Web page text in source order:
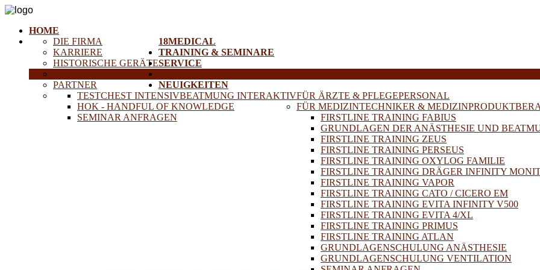
HOME
18MEDICAL
DIE FIRMA
KARRIERE
HISTORISCHE GERÄTE
PARTNER
TRAINING & SEMINARE
FÜR ÄRZTE & PFLEGEPERSONAL
TESTCHEST INTENSIVBEATMUNG INTERAKTIV
HOK - HANDFUL OF KNOWLEDGE
SEMINAR ANFRAGEN
FÜR MEDIZINTECHNIKER &
FIRSTLINE TRAINING FABIUS
GRUNDLAGEN DER ANÄSTHESIE UND
FIRSTLINE TRAINING ZEUS
FIRSTLINE TRAINING PERSEUS
FIRSTLINE TRAINING OXYLOG FAMILIE
FIRSTLINE TRAINING DRÄGER INFINITY
FIRSTLINE TRAINING VAPOR
FIRSTLINE TRAINING CATO / CICERO EM
FIRSTLINE TRAINING EVITA INFINITY V500
FIRSTLINE TRAINING EVITA 4/XL
FIRSTLINE TRAINING PRIMUS
FIRSTLINE TRAINING ATLAN
GRUNDLAGENSCHULUNG ANÄSTHESIE
GRUNDLAGENSCHULUNG VENTILATION
SERVICE
NEUIGKEITEN